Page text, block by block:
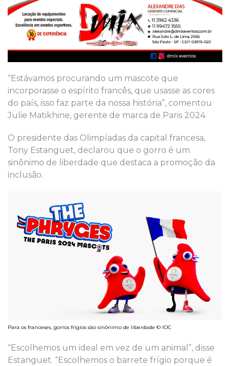
“Estávamos procurando um mascote que
incorporasse o espírito francês, que usasse as cores
do país, isso faz parte da nossa história”, comentou
Julie Matikhine, gerente de marca de Paris 2024.
O presidente das Olimpíadas da capital francesa,
Tony Estanguet, declarou que o gorro é um
sinônimo de liberdade que destaca a promoção da
inclusão.
Para os franceses, gorros frígios são sinônimo de liberdade © IOC
“Escolhemos um ideal em vez de um animal”, disse
Estanguet. “Escolhemos o barrete frígio porque é